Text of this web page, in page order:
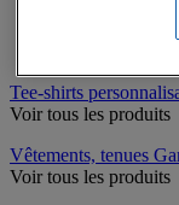
Tee-shirts
Voir tous les produits
Vêtements, tenues
Voir tous les produits